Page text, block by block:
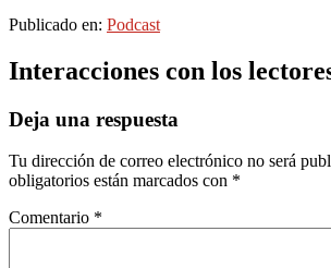
Publicado en: Podcast
Interacciones con los
Deja una respuesta
Tu dirección de correo electrónico no será
obligatorios están marcados con *
Comentario *